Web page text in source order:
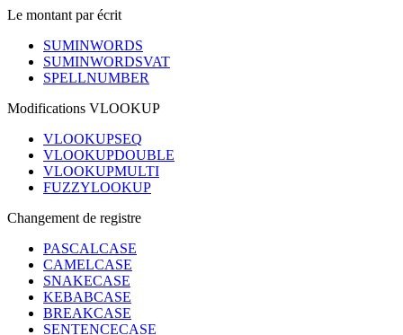
Le montant par écrit
SUMINWORDS
SUMINWORDSVAT
SPELLNUMBER
Modifications VLOOKUP
VLOOKUPSEQ
VLOOKUPDOUBLE
VLOOKUPMULTI
FUZZYLOOKUP
Changement de registre
PASCALCASE
CAMELCASE
SNAKECASE
KEBABCASE
BREAKCASE
SENTENCECASE